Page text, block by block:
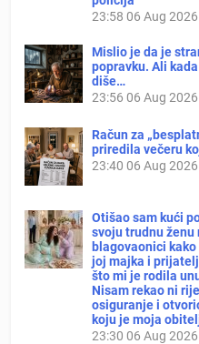
23:58 06 Aug 2026
Mislio je da je
popravku. Ali
diše…
23:56 06 Aug 2026
Račun za
priredila večeru
23:40 06 Aug 2026
Otišao sam kući
svoju trudnu ženu
blagovaonici
joj majka i
što mi je rodila
Nisam rekao ni
osiguranje i
koju je moja
23:30 06 Aug 2026